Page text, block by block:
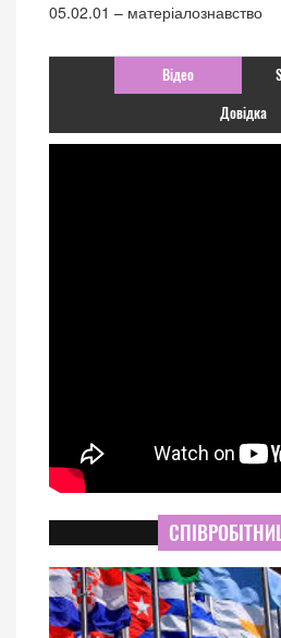
05.02.01 – матеріалознавство
Відео
Довідка